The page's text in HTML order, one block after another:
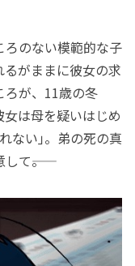
のない模範的な子
がままに彼女の求
ろが、11歳の冬
は母を疑いはじめ
ない｣。弟の死の真
て――。